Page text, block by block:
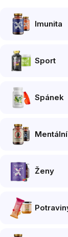
Imunita
Sport
Spánek
Ženy